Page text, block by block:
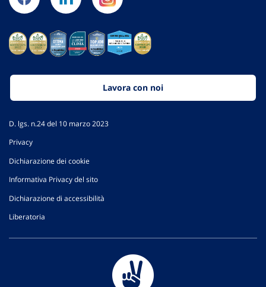
Lavora con noi
D. lgs. n.24 del 10 marzo 2023
Privacy
Dichiarazione dei cookie
Informativa Privacy del sito
Dichiarazione di accessibilità
Liberatoria